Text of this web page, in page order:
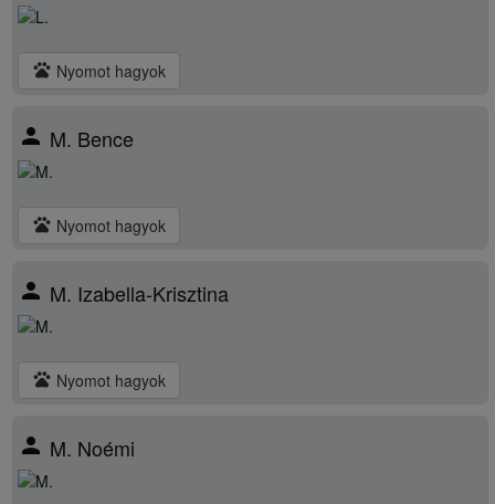
pets Nyomot hagyok
person M. Bence
pets Nyomot hagyok
person M. Izabella-Krisztina
pets Nyomot hagyok
person M. Noémi